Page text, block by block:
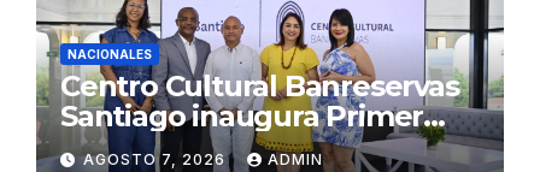
NACIONALES
Centro Cultural Banreservas
Santiago inaugura Primer
Congreso de Artesanos de
AGOSTO 7, 2026 ADMIN